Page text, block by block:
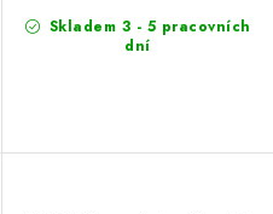
Skladem 3 - 5 pracovních
dní